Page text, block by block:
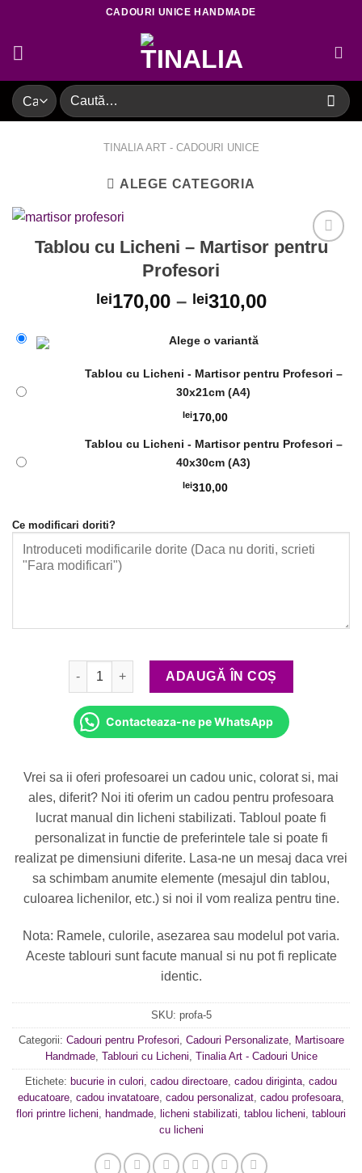
content
CADOURI UNICE HANDMADE
Caută
după:
TINALIA ART - CADOURI UNICE
ALEGE CATEGORIA
Tablou cu Licheni – Martisor pentru
Profesori
lei170,00– lei310,00
Alege o variantă
Tablou cu Licheni - Martisor pentru Profesori –
30x21cm (A4)
lei170,00
Tablou cu Licheni - Martisor pentru Profesori –
40x30cm (A3)
lei310,00
Ce modificari doriti?
Cantitate Tablou cu Licheni - Martisor pentru
ADAUGĂ ÎN COȘ
Contacteaza-ne pe WhatsApp
Vrei sa ii oferi profesoarei un cadou unic, colorat si, mai
ales, diferit? Noi iti oferim un cadou pentru profesoara
lucrat manual din licheni stabilizati. Tabloul poate fi
personalizat in functie de preferintele tale si poate fi
realizat pe dimensiuni diferite. Lasa-ne un mesaj daca vrei
sa schimbam anumite elemente (mesajul din tablou,
culoarea lichenilor, etc.) si noi il vom realiza pentru tine.
Nota: Ramele, culorile, asezarea sau modelul pot varia.
Aceste tablouri sunt facute manual si nu pot fi replicate
identic.
SKU: profa-5
Categorii: Cadouri pentru Profesori, Cadouri Personalizate, Martisoare
Handmade, Tablouri cu Licheni, Tinalia Art - Cadouri Unice
Etichete: bucurie in culori, cadou directoare, cadou diriginta, cadou
educatoare, cadou invatatoare, cadou personalizat, cadou profesoara,
flori printre licheni, handmade, licheni stabilizati, tablou licheni, tablouri
cu licheni